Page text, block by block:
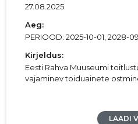
27.08.2025
Aeg:
PERIOOD: 2025-10-01, 2028-
Kirjeldus:
Eesti Rahva Muuseumi
vajaminev toiduainete
LAADI